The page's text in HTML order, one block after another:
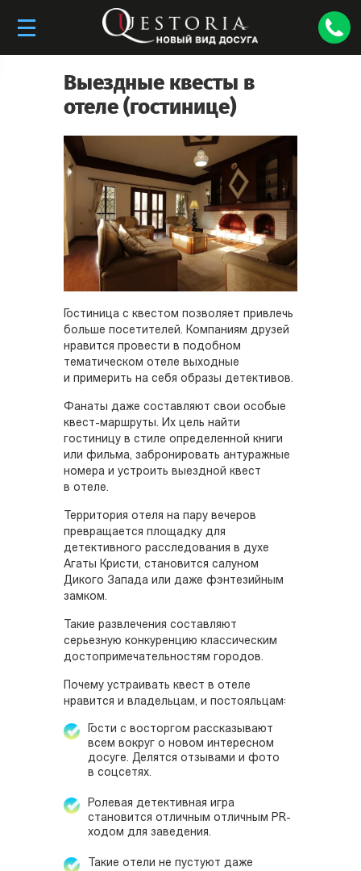
Выездные квесты в
отеле (гостинице)
Гостиница с квестом позволяет привлечь
больше посетителей. Компаниям друзей
нравится провести в подобном
тематическом отеле выходные
и примерить на себя образы детективов.
Фанаты даже составляют свои особые
квест-маршруты. Их цель найти
гостиницу в стиле определенной книги
или фильма, забронировать антуражные
номера и устроить выездной квест
в отеле.
Территория отеля на пару вечеров
превращается площадку для
детективного расследования в духе
Агаты Кристи, становится салуном
Дикого Запада или даже фэнтезийным
замком.
Такие развлечения составляют
серьезную конкуренцию классическим
достопримечательностям городов.
Почему устраивать квест в отеле
нравится и владельцам, и постояльцам:
Гости с восторгом рассказывают
всем вокруг о новом интересном
досуге. Делятся отзывами и фото
в соцсетях.
Ролевая детективная игра
становится отличным отличным PR-
ходом для заведения.
Такие отели не пустуют даже